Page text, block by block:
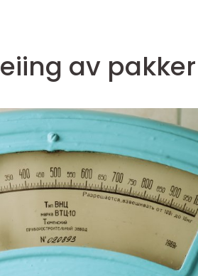
av pakker